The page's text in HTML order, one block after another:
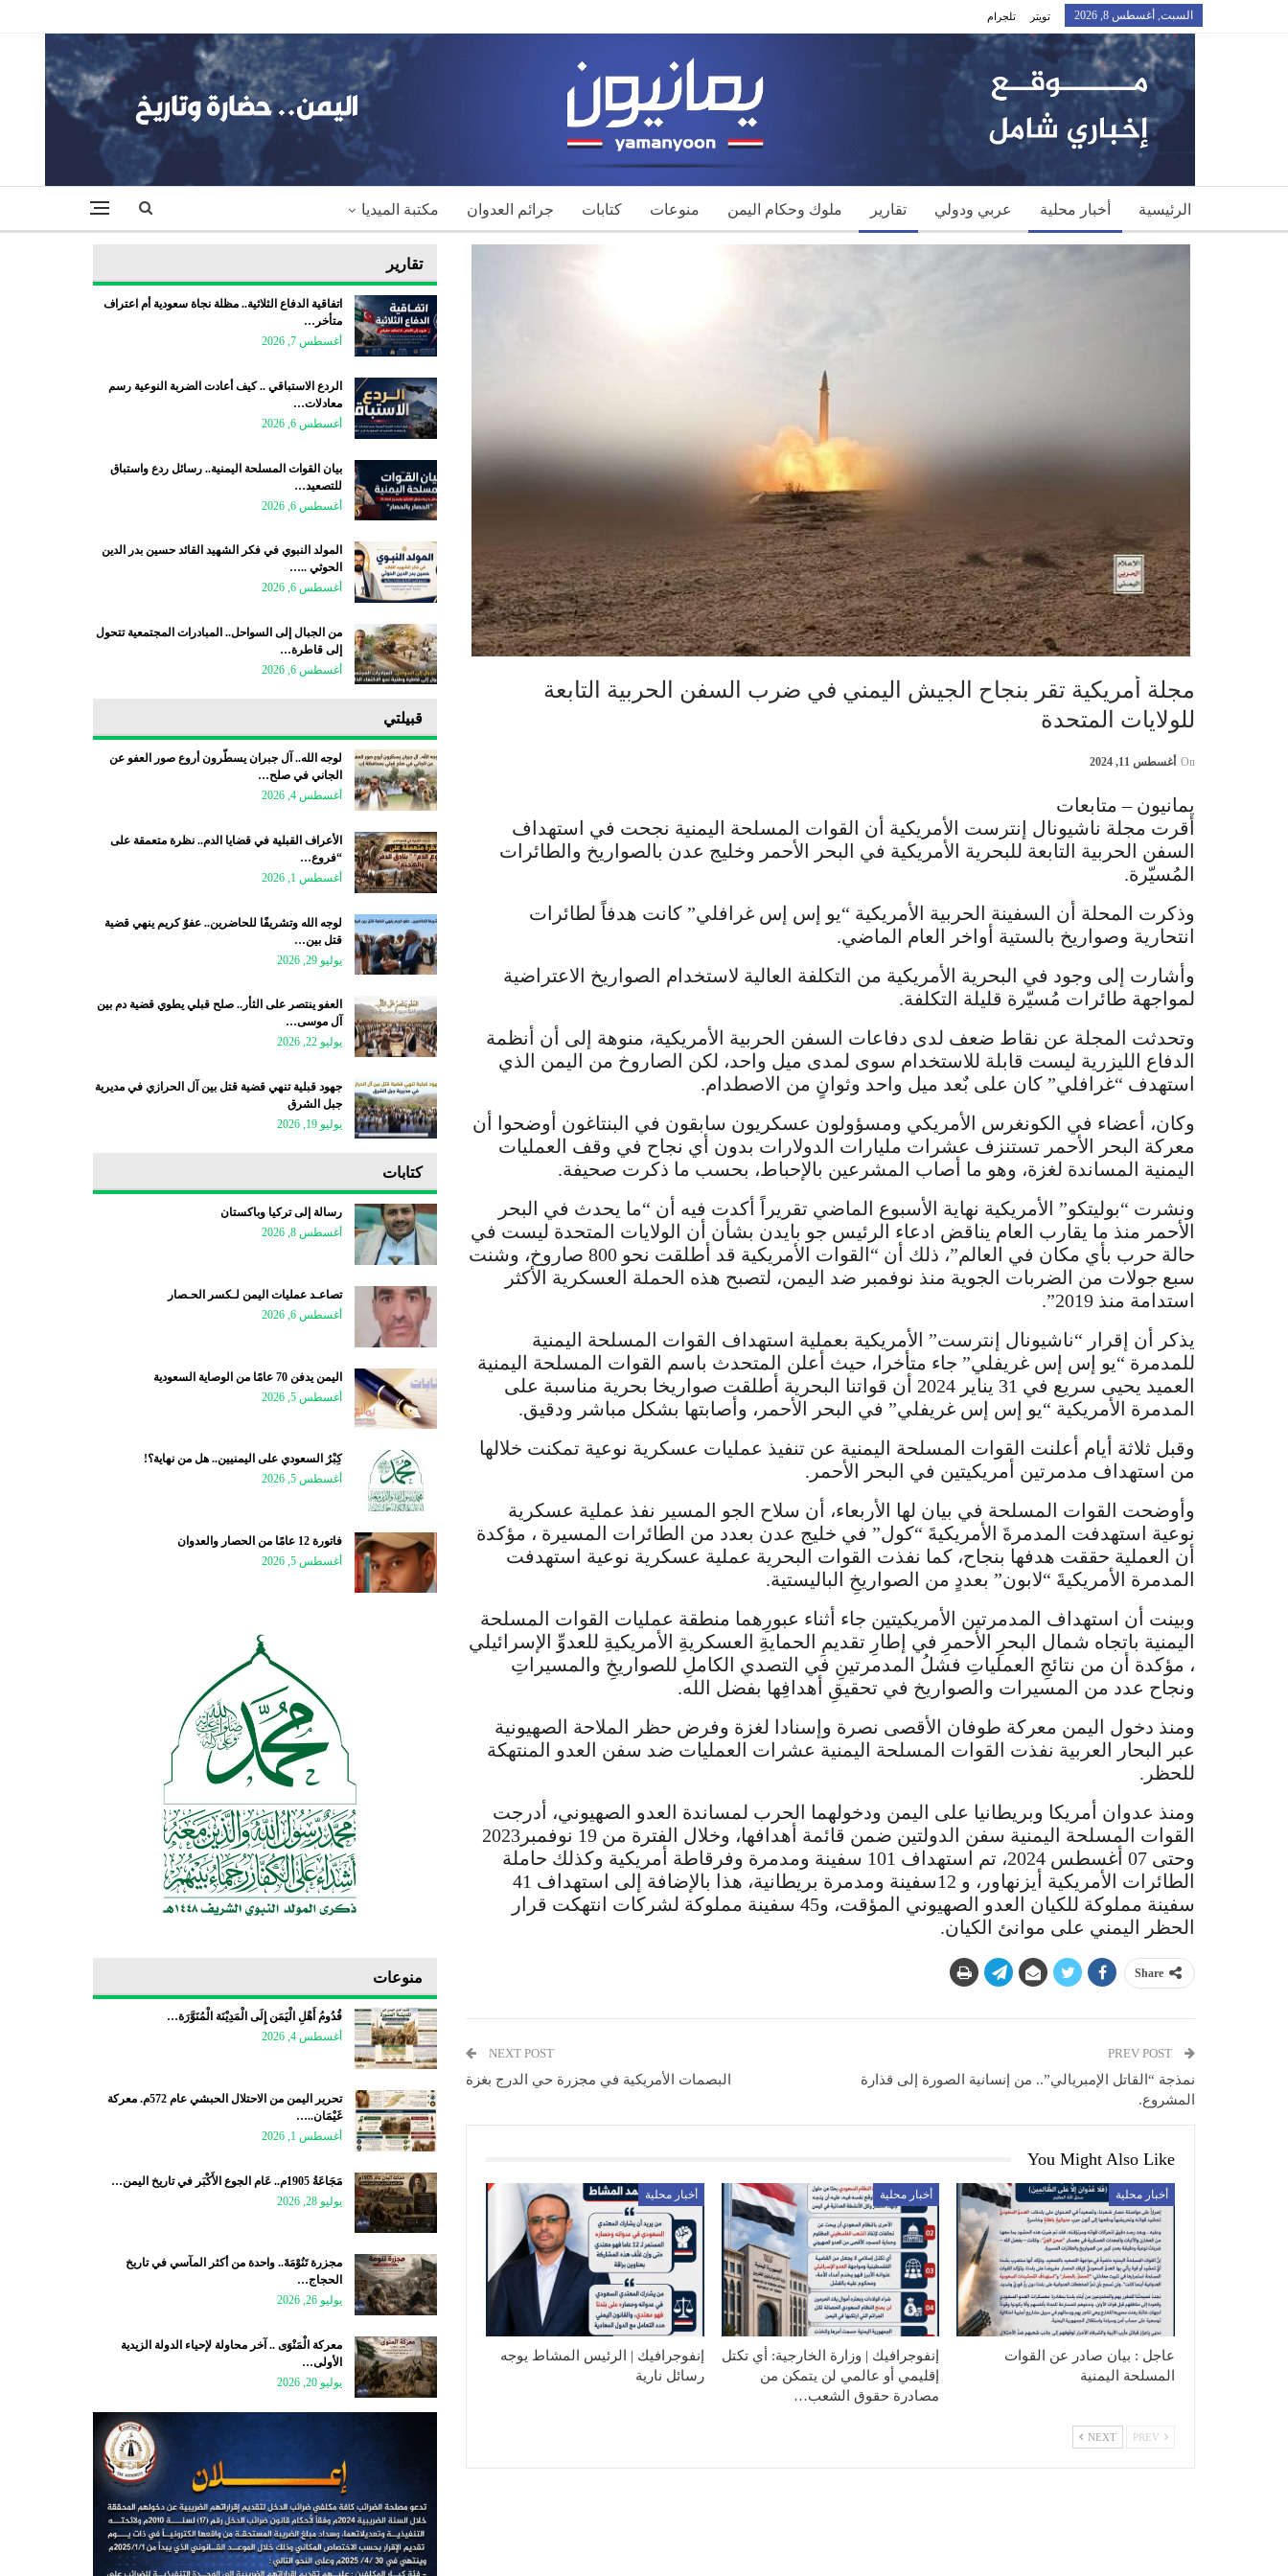
السبت, أغسطس 8, 2026 تويتر تلجرام
الرئيسية أخبار محلية عربي ودولي تقارير ملوك وحكام اليمن منوعات كتابات جرائم العدوان مكتبة الميديا
مجلة أمريكية تقر بنجاح الجيش اليمني في ضرب السفن الحربية التابعة
للولايات المتحدة
On أغسطس 11, 2024
يمانيون – متابعات
أقرت مجلة ناشيونال إنترست الأمريكية أن القوات المسلحة اليمنية نجحت في استهداف
السفن الحربية التابعة للبحرية الأمريكية في البحر الأحمر وخليج عدن بالصواريخ والطائرات
المُسيّرة.
وذكرت المحلة أن السفينة الحربية الأمريكية “يو إس إس غرافلي” كانت هدفاً لطائرات
انتحارية وصواريخ بالستية أواخر العام الماضي.
وأشارت إلى وجود في البحرية الأمريكية من التكلفة العالية لاستخدام الصواريخ الاعتراضية
لمواجهة طائرات مُسيّرة قليلة التكلفة.
وتحدثت المجلة عن نقاط ضعف لدى دفاعات السفن الحربية الأمريكية، منوهة إلى أن أنظمة
الدفاع الليزرية ليست قابلة للاستخدام سوى لمدى ميل واحد، لكن الصاروخ من اليمن الذي
استهدف “غرافلي” كان على بٌعد ميل واحد وثوانٍ من الاصطدام.
وكان، أعضاء في الكونغرس الأمريكي ومسؤولون عسكريون سابقون في البنتاغون أوضحوا أن
معركة البحر الأحمر تستنزف عشرات مليارات الدولارات بدون أي نجاح في وقف العمليات
اليمنية المساندة لغزة، وهو ما أصاب المشرعين بالإحباط، بحسب ما ذكرت صحيفة.
ونشرت “بوليتكو” الأمريكية نهاية الأسبوع الماضي تقريراً أكدت فيه أن “ما يحدث في البحر
الأحمر منذ ما يقارب العام يناقض ادعاء الرئيس جو بايدن بشأن أن الولايات المتحدة ليست في
حالة حرب بأي مكان في العالم”، ذلك أن “القوات الأمريكية قد أطلقت نحو 800 صاروخ، وشنت
سبع جولات من الضربات الجوية منذ نوفمبر ضد اليمن، لتصبح هذه الحملة العسكرية الأكثر
استدامة منذ 2019”.
يذكر أن إقرار “ناشيونال إنترست” الأمريكية بعملية استهداف القوات المسلحة اليمنية
للمدمرة “يو إس إس غريفلي” جاء متأخرا، حيث أعلن المتحدث باسم القوات المسلحة اليمنية
العميد يحيى سريع في 31 يناير 2024 أن قواتنا البحرية أطلقت صواريخا بحرية مناسبة على
المدمرة الأمريكية “يو إس إس غريفلي” في البحر الأحمر، وأصابتها بشكل مباشر ودقيق.
وقبل ثلاثة أيام أعلنت القوات المسلحة اليمنية عن تنفيذ عمليات عسكرية نوعية تمكنت خلالها
من استهداف مدمرتين أمريكيتين في البحر الأحمر.
وأوضحت القوات المسلحة في بيان لها الأربعاء، أن سلاح الجو المسير نفذ عملية عسكرية
نوعية استهدفت المدمرةَ الأمريكيةَ “كول” في خليج عدن بعدد من الطائرات المسيرة ، مؤكدة
أن العملية حققت هدفها بنجاح، كما نفذت القوات البحرية عملية عسكرية نوعية استهدفت
المدمرة الأمريكيةَ “لابون” بعددٍ من الصواريخِ الباليستية.
وبينت أن استهداف المدمرتين الأمريكيتين جاء أثناء عبورِهما منطقة عمليات القوات المسلحة
اليمنية باتجاه شمال البحرِ الأحمرِ في إطارِ تقديمِ الحمايةِ العسكريةِ الأمريكيةِ للعدوِّ الإسرائيلي
، مؤكدة أن من نتائجِ العملياتِ فشلُ المدمرتينِ في التصدي الكاملِ للصواريخِ والمسيراتِ
ونجاح عدد من المسيرات والصواريخ في تحقيقِ أهدافِها بفضل الله.
ومنذ دخول اليمن معركة طوفان الأقصى نصرة وإسنادا لغزة وفرض حظر الملاحة الصهيونية
عبر البحار العربية نفذت القوات المسلحة اليمنية عشرات العمليات ضد سفن العدو المنتهكة
للحظر.
ومنذ عدوان أمريكا وبريطانيا على اليمن ودخولهما الحرب لمساندة العدو الصهيوني، أدرجت
القوات المسلحة اليمنية سفن الدولتين ضمن قائمة أهدافها، وخلال الفترة من 19 نوفمبر2023
وحتى 07 أغسطس 2024، تم استهداف 101 سفينة ومدمرة وفرقاطة أمريكية وكذلك حاملة
الطائرات الأمريكية أيزنهاور، و 12سفينة ومدمرة بريطانية، هذا بالإضافة إلى استهداف 41
سفينة مملوكة للكيان العدو الصهيوني المؤقت، و45 سفينة مملوكة لشركات انتهكت قرار
الحظر اليمني على موانئ الكيان.
Share
نمذجة “القاتل الإمبريالي”.. من إنسانية الصورة إلى قذارة
المشروع.
NEXT POST
البصمات الأمريكية في مجزرة حي الدرج بغزة
You Might Also Like
أخبار محلية
عاجل : بيان صادر عن القوات
المسلحة اليمنية
أخبار محلية
إنفوجرافيك | وزارة الخارجية: أي تكتل
إقليمي أو عالمي لن يتمكن من
مصادرة حقوق الشعب…
أخبار محلية
إنفوجرافيك | الرئيس المشاط يوجه
رسائل نارية
NEXT
تقارير
اتفاقية الدفاع الثلاثية.. مظلة نجاة سعودية أم اعتراف
متأخر…
أغسطس 7, 2026
الردع الاستباقي .. كيف أعادت الضربة النوعية رسم
معادلات…
أغسطس 6, 2026
بيان القوات المسلحة اليمنية.. رسائل ردع واستباق
للتصعيد…
أغسطس 6, 2026
المولد النبوي في فكر الشهيد القائد حسين بدر الدين
الحوثي ..…
أغسطس 6, 2026
من الجبال إلى السواحل.. المبادرات المجتمعية تتحول
إلى قاطرة…
أغسطس 6, 2026
قبيلتي
لوجه الله.. آل جبران يسطّرون أروع صور العفو عن
الجاني في صلح…
أغسطس 4, 2026
الأعراف القبلية في قضايا الدم.. نظرة متعمقة على
“فروع…
أغسطس 1, 2026
لوجه الله وتشريفًا للحاضرين.. عفوٌ كريم ينهي قضية
قتل بين…
يوليو 29, 2026
العفو ينتصر على الثأر.. صلح قبلي يطوي قضية دم بين
آل موسى…
يوليو 22, 2026
جهود قبلية تنهي قضية قتل بين آل الحرازي في مديرية
جبل الشرق
يوليو 19, 2026
كتابات
رسالة إلى تركيا وباكستان
أغسطس 8, 2026
تصاعـد عمليات اليمن لـكسر الحـصار
أغسطس 6, 2026
اليمن يدفن 70 عامًا من الوصاية السعودية
أغسطس 5, 2026
كِبْرُ السعودي على اليمنيين.. هل من نهاية؟!
أغسطس 5, 2026
فاتورة 12 عامًا من الحصار والعدوان
أغسطس 5, 2026
منوعات
قُدُومُ أَهْلِ الْيَمَن إِلَى الْمَدِيْنَة الْمُنَوَّرَة…
أغسطس 4, 2026
تحرير اليمن من الاحتلال الحبشي عام 572م. معركة
غَيْمَان..…
أغسطس 1, 2026
مَجَاعَةُ 1905م.. عَام الجوع الأَكْبَر في تاريخ اليمن…
يوليو 28, 2026
مجزرة تَنُوْمَةَ.. واحدة من أكثر المآسي في تاريخ
الحجاج…
يوليو 26, 2026
معركة الْمَنْوَى .. آخر محاولة لإحياء الدولة الزيدية
الأولى…
يوليو 20, 2026